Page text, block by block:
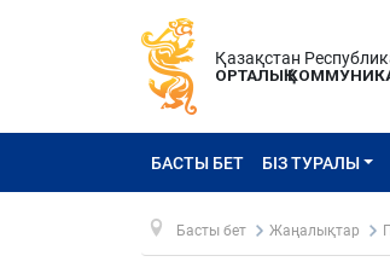
Қазақстан
ОРТАЛЫҚ
БАСТЫ БЕТ БІЗ ТУРАЛЫ
Басты бет Жаңалықтар